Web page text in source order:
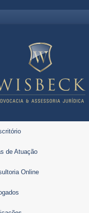
de Atuação
Online